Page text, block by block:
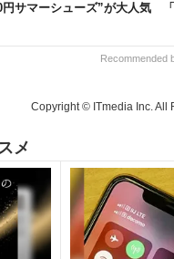
円サマーシューズ”が大人気
Recommended
Copyright © ITmedia Inc. All
メ